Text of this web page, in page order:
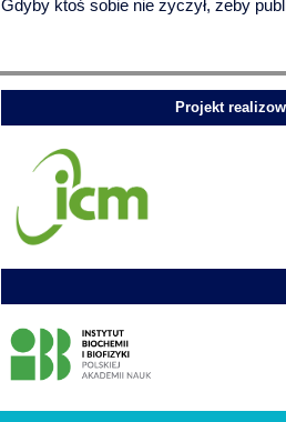
Gdyby ktoś sobie nie życzył, żeby
Projekt